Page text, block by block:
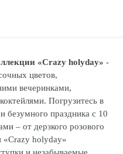
«Crazy holyday» -
цветов,
вечеринками,
Погрузитесь в
безумного праздника с 10
– от дерзкого розового
«Crazy holyday»